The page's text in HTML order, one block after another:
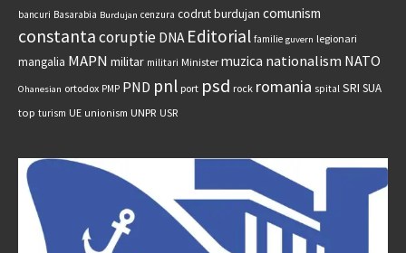
bancuri Basarabia Burdujan cenzura codrut burdujan comunism
constantacoruptie DNA Editorial familie guvern legionari
mangalia MAPN militar militari Minister muzica nationalism NATO
Ohanesian ortodox PMP PND pnl port psd rock romania spital SRI SUA
top turism UE unionism UNPR USR